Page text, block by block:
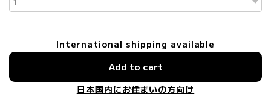
International shipping available
Add to cart
日本国内にお住まいの方向け